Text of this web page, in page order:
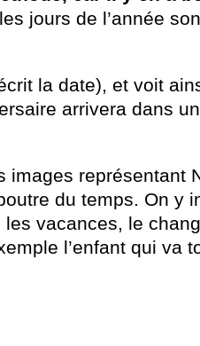
jours de l’année
la date), et voit
arrivera dans
images représentant
du temps. On y
les vacances, le
l’enfant qui va